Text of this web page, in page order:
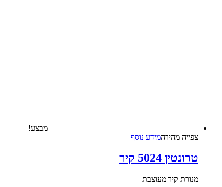
מבצע!
צפייה‬ ‫מהירה‬מידע נוסף
טרונטין 5024 קיר
מנורת קיר מעוצבת